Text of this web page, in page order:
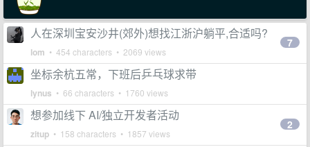
人在深圳宝安沙井(郊外)想找江浙沪躺平,合适吗?
lom • 454 characters • 2069 views
7
坐标余杭五常，下班后乒乓球求带
lynus • 66 characters • 1760 views
想参加线下 AI/独立开发者活动
zitup • 158 characters • 1857 views
2